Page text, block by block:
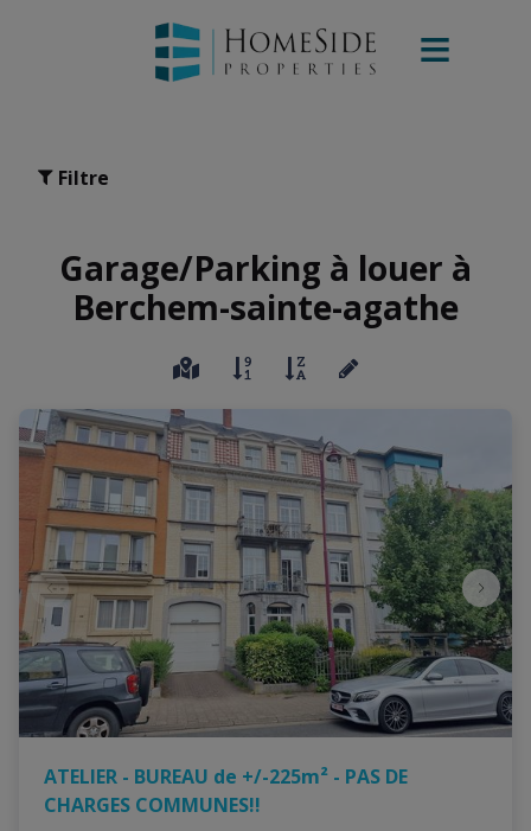
Filtre
Garage/Parking à louer à
Berchem-sainte-agathe
ATELIER - BUREAU de +/-225m² - PAS DE
CHARGES COMMUNES!!